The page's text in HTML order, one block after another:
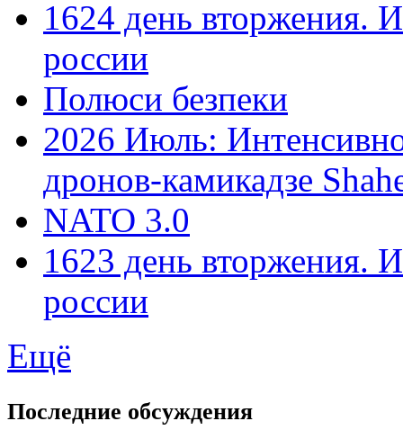
1624 день вторжения.
россии
Полюси безпеки
2026 Июль:
дронов-камикадзе
NATO 3.0
1623 день вторжения.
россии
Ещё
Последние обсуждения